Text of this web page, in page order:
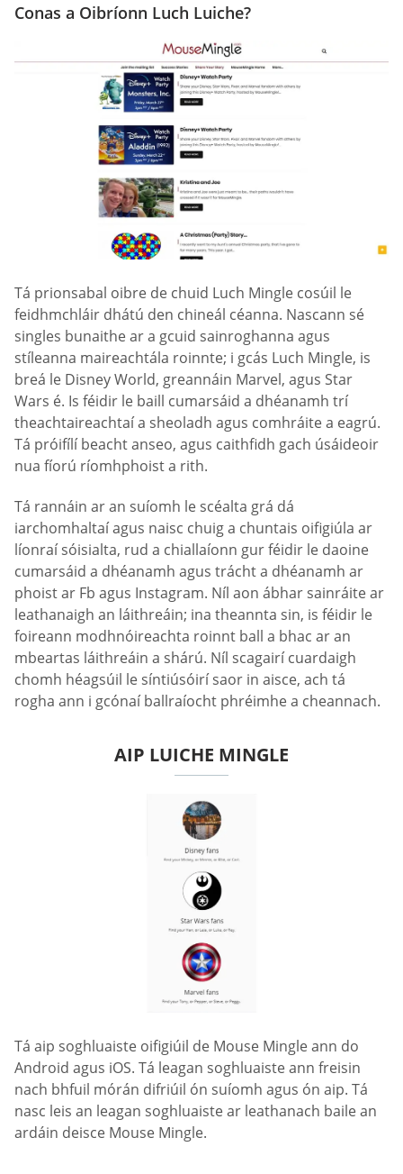
Conas a Oibríonn Luch Luiche?
Tá prionsabal oibre de chuid Luch Mingle cosúil le
feidhmchláir dhátú den chineál céanna. Nascann sé
singles bunaithe ar a gcuid sainroghanna agus
stíleanna maireachtála roinnte; i gcás Luch Mingle, is
breá le Disney World, greannáin Marvel, agus Star
Wars é. Is féidir le baill cumarsáid a dhéanamh trí
theachtaireachtaí a sheoladh agus comhráite a eagrú.
Tá próifílí beacht anseo, agus caithfidh gach úsáideoir
nua fíorú ríomhphoist a rith.
Tá rannáin ar an suíomh le scéalta grá dá
iarchomhaltaí agus naisc chuig a chuntais oifigiúla ar
líonraí sóisialta, rud a chiallaíonn gur féidir le daoine
cumarsáid a dhéanamh agus trácht a dhéanamh ar
phoist ar Fb agus Instagram. Níl aon ábhar sainráite ar
leathanaigh an láithreáin; ina theannta sin, is féidir le
foireann modhnóireachta roinnt ball a bhac ar an
mbeartas láithreáin a shárú. Níl scagairí cuardaigh
chomh héagsúil le síntiúsóirí saor in aisce, ach tá
rogha ann i gcónaí ballraíocht phréimhe a cheannach.
AIP LUICHE MINGLE
Tá aip soghluaiste oifigiúil de Mouse Mingle ann do
Android agus iOS. Tá leagan soghluaiste ann freisin
nach bhfuil mórán difriúil ón suíomh agus ón aip. Tá
nasc leis an leagan soghluaiste ar leathanach baile an
ardáin deisce Mouse Mingle.